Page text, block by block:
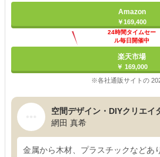
Amazon
￥169,400
24時間タイムセー
ル毎日開催中
楽天市場
￥ 169,000
※各社通販サイトの
空間デザイン・DIYクリエイ
網田 真希
金属から木材、プラスチックなどあ